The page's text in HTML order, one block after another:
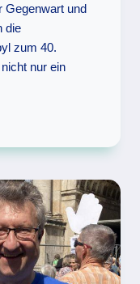
Gegenwart und
die
zum 40.
nur ein